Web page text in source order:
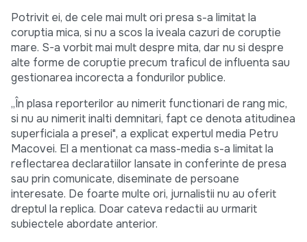
Potrivit ei, de cele mai mult ori presa s-a limitat la
coruptia mica, si nu a scos la iveala cazuri de coruptie
mare. S-a vorbit mai mult despre mita, dar nu si despre
alte forme de coruptie precum traficul de influenta sau
gestionarea incorecta a fondurilor publice.
„În plasa reporterilor au nimerit functionari de rang mic,
si nu au nimerit inalti demnitari, fapt ce denota atitudinea
superficiala a presei", a explicat expertul media Petru
Macovei. El a mentionat ca mass-media s-a limitat la
reflectarea declaratiilor lansate in conferinte de presa
sau prin comunicate, diseminate de persoane
interesate. De foarte multe ori, jurnalistii nu au oferit
dreptul la replica. Doar cateva redactii au urmarit
subiectele abordate anterior.